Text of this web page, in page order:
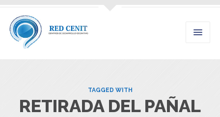
TAGGED WITH
RETIRADA DEL PAÑAL